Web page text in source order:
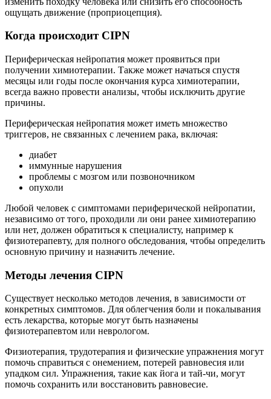
ощущать движение (проприоцепция).
Когда происходит CIPN
Периферическая нейропатия может проявиться при
получении химиотерапии. Также может начаться спустя
месяцы или годы после окончания курса химиотерапии,
всегда важно провести анализы, чтобы исключить другие
причины.
Периферическая нейропатия может иметь множество
триггеров, не связанных с лечением рака, включая:
диабет
иммунные нарушения
проблемы с мозгом или позвоночником
опухоли
Любой человек с симптомами периферической нейропатии,
независимо от того, проходили ли они ранее химиотерапию
или нет, должен обратиться к специалисту, например к
физиотерапевту, для полного обследования, чтобы определить
основную причину и назначить лечение.
Методы лечения CIPN
Существует несколько методов лечения, в зависимости от
конкретных симптомов. Для облегчения боли и покалывания
есть лекарства, которые могут быть назначены
физиотерапевтом или неврологом.
Физиотерапия, трудотерапия и физические упражнения могут
помочь справиться с онемением, потерей равновесия или
упадком сил. Упражнения, такие как йога и тай-чи, могут
помочь сохранить или восстановить равновесие.